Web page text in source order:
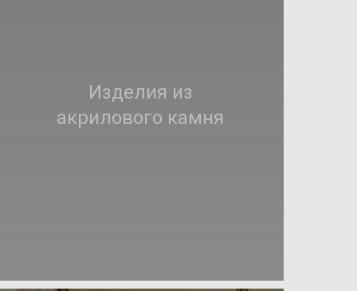
Изделия из
акрилового камня
Подробнее